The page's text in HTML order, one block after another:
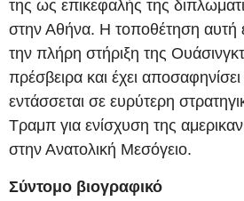
της ως επικεφαλής της
στην Αθήνα. Η τοποθέτηση αυτή
την πλήρη στήριξη της
πρέσβειρα και έχει
εντάσσεται σε ευρύτερη
Τραμπ για ενίσχυση της
στην Ανατολική Μεσόγειο.
Σύντομο βιογραφικό